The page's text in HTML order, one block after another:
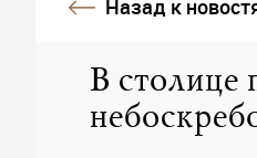
Назад к
В столице